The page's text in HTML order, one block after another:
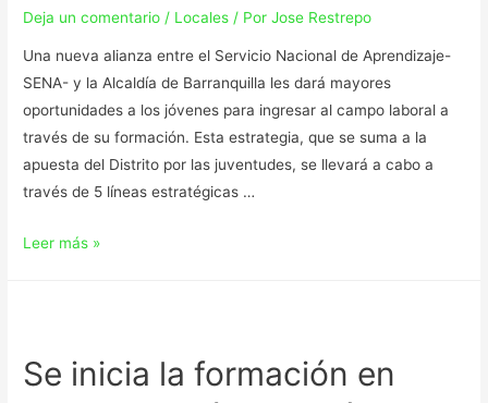
Deja un comentario / Locales / PorJose Restrepo
Una nueva alianza entre el Servicio Nacional de Aprendizaje-
SENA- y la Alcaldía de Barranquilla les dará mayores
oportunidades a los jóvenes para ingresar al campo laboral a
través de su formación. Esta estrategia, que se suma a la
apuesta del Distrito por las juventudes, se llevará a cabo a
través de 5 líneas estratégicas …
Leer más »
Se inicia la formación en